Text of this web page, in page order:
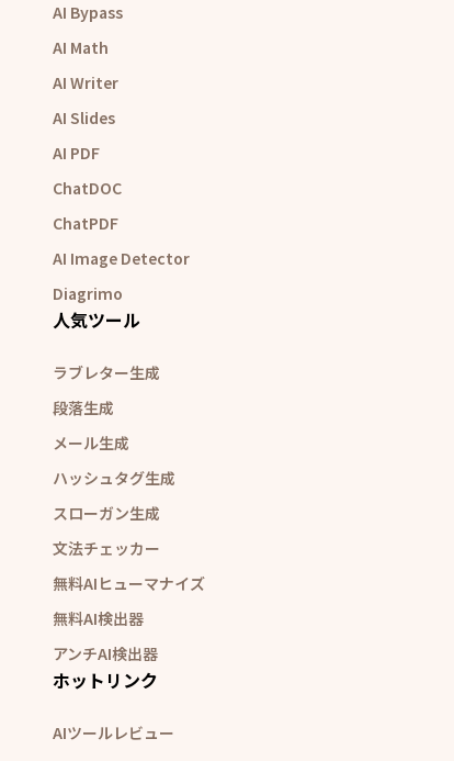
AI Bypass
AI Math
AI Writer
AI Slides
AI PDF
ChatDOC
ChatPDF
AI Image Detector
Diagrimo
人気ツール
ラブレター生成
段落生成
メール生成
ハッシュタグ生成
スローガン生成
文法チェッカー
無料AIヒューマナイズ
無料AI検出器
アンチAI検出器
ホットリンク
AIツールレビュー